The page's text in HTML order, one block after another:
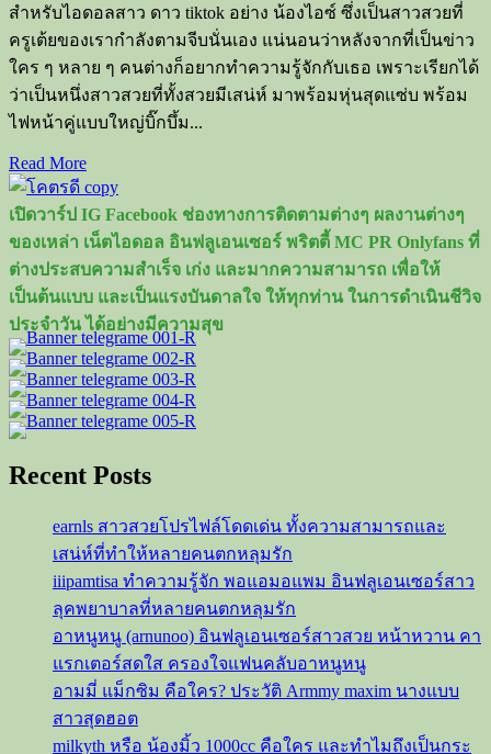
สำหรับไอดอลสาว ดาว tiktok อย่าง น้องไอซ์ ซึ่งเป็นสาวสวยที่
ครูเต้ยของเรากำลังตามจีบนั่นเอง แน่นอนว่าหลังจากที่เป็นข่าว
ใคร ๆ หลาย ๆ คนต่างก็อยากทำความรู้จักกับเธอ เพราะเรียกได้
ว่าเป็นหนึ่งสาวสวยที่ทั้งสวยมีเสน่ห์ มาพร้อมหุ่นสุดแซ่บ พร้อม
ไฟหน้าคู่แบบใหญ่บิ๊กบึ้ม...
Read MoreRead
more
about
เปิด
วาร์
ป
สาว
ที่
ครู
เต้ย
ตาม
น้อง
ดาว
TikTok
เจ้าของ
ไฟ
หน้า
คู่
สุด
บิ้ม
เปิดวาร์ป IG Facebook ช่องทางการติดตามต่างๆ ผลงานต่างๆ
ของเหล่า เน็ตไอดอล อินฟลูเอนเซอร์ พริตตี้ MC PR Onlyfans ที่
ต่างประสบความสำเร็จ เก่ง และมากความสามารถ เพื่อให้
เป็นต้นแบบ และเป็นแรงบันดาลใจ ให้ทุกท่าน ในการดำเนินชีวิจ
ประจำวัน ได้อย่างมีความสุข
Recent Posts
earnls สาวสวยโปรไฟล์โดดเด่น ทั้งความสามารถและ
เสน่ห์ที่ทำให้หลายคนตกหลุมรัก
iiipamtisa ทำความรู้จัก พอแอมอแพม อินฟลูเอนเซอร์สาว
ลุคพยาบาลที่หลายคนตกหลุมรัก
อาหนูหนู (arnunoo) อินฟลูเอนเซอร์สาวสวย หน้าหวาน คา
แรกเตอร์สดใส ครองใจแฟนคลับอาหนูหนู
อามมี่ แม็กซิม คือใคร? ประวัติ Armmy maxim นางแบบ
สาวสุดฮอต
milkyth หรือ น้องมิ้ว 1000cc คือใคร และทำไมถึงเป็นกระ